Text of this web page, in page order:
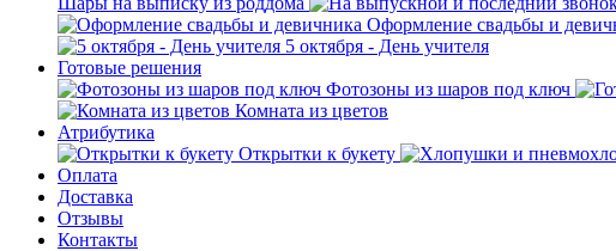
Оформление свадьбы и
5 октября - День учителя
Готовые решения
Фотозоны из шаров под ключ
Комната из цветов
Атрибутика
Открытки к букету
Оплата
Доставка
Отзывы
Контакты